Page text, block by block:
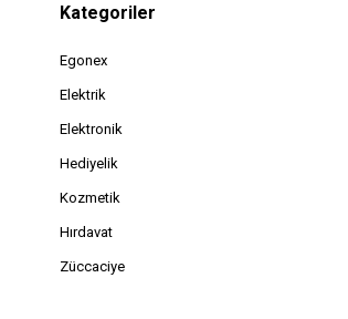
Kategoriler
Egonex
Elektrik
Elektronik
Hediyelik
Kozmetik
Hırdavat
Züccaciye